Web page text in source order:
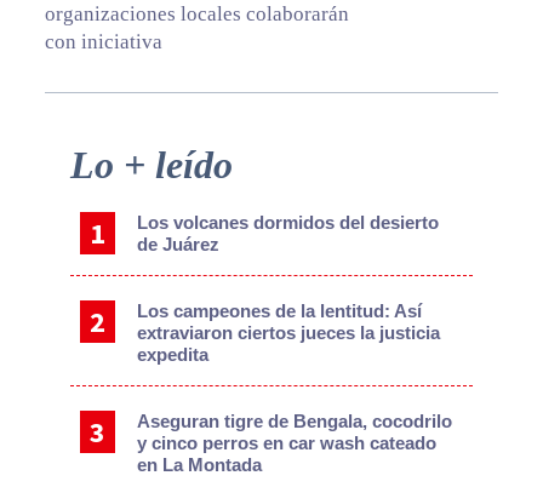
organizaciones locales colaborarán
con iniciativa
Primary
Lo + leído
Los volcanes dormidos del desierto
de Juárez
Los campeones de la lentitud: Así
extraviaron ciertos jueces la justicia
expedita
Aseguran tigre de Bengala, cocodrilo
y cinco perros en car wash cateado
en La Montada